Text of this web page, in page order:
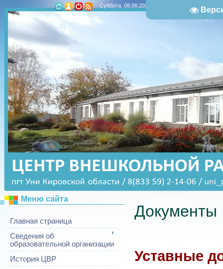
Суббота, 08.08.2026, 17:17
Меню сайта
Главная страница
Сведения об
образовательной организации
История ЦВР
Документы
Уставные